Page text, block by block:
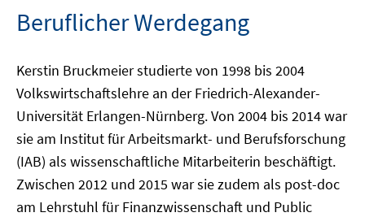
Beruflicher Werdegang
Kerstin Bruckmeier studierte von 1998 bis 2004
Volkswirtschaftslehre an der Friedrich-Alexander-
Universität Erlangen-Nürnberg. Von 2004 bis 2014 war
sie am Institut für Arbeitsmarkt- und Berufsforschung
(IAB) als wissenschaftliche Mitarbeiterin beschäftigt.
Zwischen 2012 und 2015 war sie zudem als post-doc
am Lehrstuhl für Finanzwissenschaft und Public